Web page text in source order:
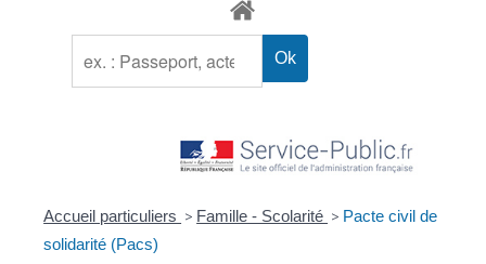
Accueil particuliers > Famille - Scolarité > Pacte civil de
solidarité (Pacs)